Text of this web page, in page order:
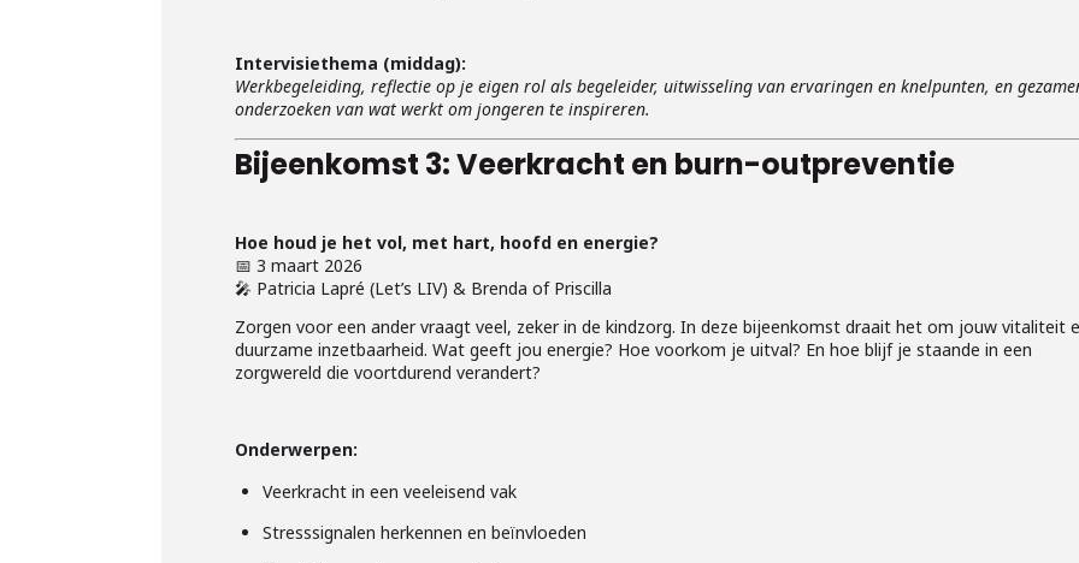
Intervisiethema (middag):
Werkbegeleiding, reflectie op je eigen rol als begeleider, uitwisseling van ervaringen en knelpunten, en
onderzoeken van wat werkt om jongeren te inspireren.
Bijeenkomst 3: Veerkracht en burn-outpreventie
Hoe houd je het vol, met hart, hoofd en energie?
📅 3 maart 2026
🎤 Patricia Lapré (Let’s LIV) & Brenda of Priscilla
Zorgen voor een ander vraagt veel, zeker in de kindzorg. In deze bijeenkomst draait het om jouw vitaliteit
duurzame inzetbaarheid. Wat geeft jou energie? Hoe voorkom je uitval? En hoe blijf je staande in een
zorgwereld die voortdurend verandert?
Onderwerpen:
Veerkracht in een veeleisend vak
Stresssignalen herkennen en beïnvloeden